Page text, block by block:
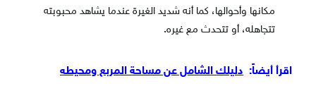
مكانها وأحوالها، كما أنه شديد الغيرة عندما يشاهد محبوبته
تتجاهله، أو تتحدث مع غيره.
اقرأ أيضاً: دليلك الشامل عن مساحة المربع ومحيطه